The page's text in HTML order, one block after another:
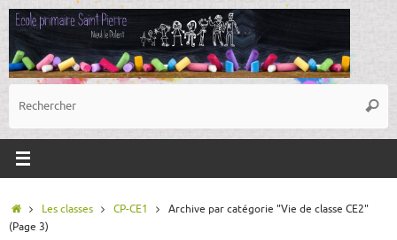
Passer
contenu
:
AccueilLes classes CP-CE1
Archive par catégorie "Vie de classe CE2"
(Page 3)